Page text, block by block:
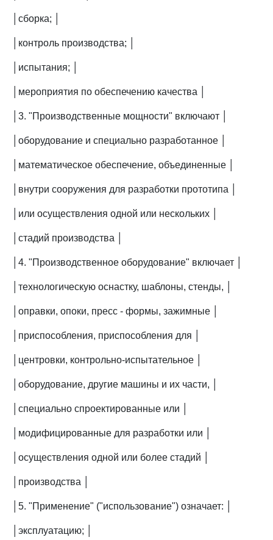
│сборка; │
│контроль производства; │
│испытания; │
│мероприятия по обеспечению качества │
│3. "Производственные мощности" включают │
│оборудование и специально разработанное │
│математическое обеспечение, объединенные │
│внутри сооружения для разработки прототипа │
│или осуществления одной или нескольких │
│стадий производства │
│4. "Производственное оборудование" включает │
│технологическую оснастку, шаблоны, стенды, │
│оправки, опоки, пресс - формы, зажимные │
│приспособления, приспособления для │
│центровки, контрольно-испытательное │
│оборудование, другие машины и их части, │
│специально спроектированные или │
│модифицированные для разработки или │
│осуществления одной или более стадий │
│производства │
│5. "Применение" ("использование") означает: │
│эксплуатацию; │